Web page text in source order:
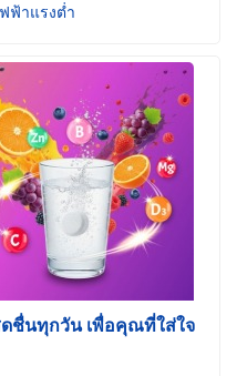
ฟ้าแรงต่ำ
ชื่นทุกวัน เพื่อคุณที่ใส่ใจ